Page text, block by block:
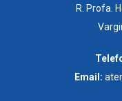
R. Profa.
Email: